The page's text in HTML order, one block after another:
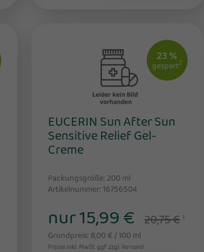
23 %
gespart2
EUCERIN Sun After Sun
Sensitive Relief Gel-
Creme
Packungsgröße: 200 ml
Artikelnummer: 16756504
nur 15,99 € 20,75 € 1
Grundpreis: 8,00 € / 100 ml
Preise inkl. MwSt. ggf. zzgl. Versand